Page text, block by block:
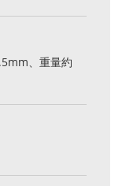
、重量約